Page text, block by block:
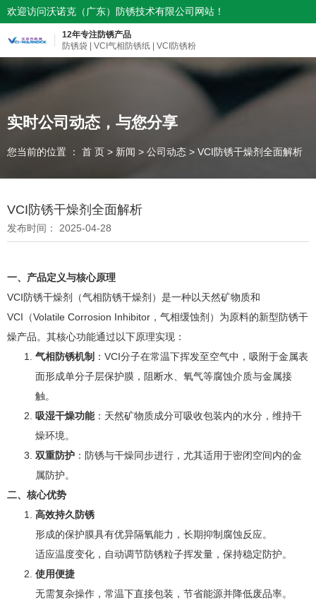
欢迎访问沃诺克（广东）防锈技术有限公司网站！
12年专注防锈产品
防锈袋 | VCI气相防锈纸 | VCI防锈粉
实时公司动态，与您分享
您当前的位置 ： 首 页 > 新闻 > 公司动态 > VCI防锈干燥剂全面解析
VCI防锈干燥剂全面解析
发布时间： 2025-04-28
一、产品定义与核心原理
VCI防锈干燥剂（气相防锈干燥剂）是一种以天然矿物质和
VCI（Volatile Corrosion Inhibitor，气相缓蚀剂）为原料的新型防锈干
燥产品。其核心功能通过以下原理实现：
气相防锈机制 ：VCI分子在常温下挥发至空气中，吸附于金属表
面形成单分子层保护膜，阻断水、氧气等腐蚀介质与金属接
触。
吸湿干燥功能：天然矿物质成分可吸收包装内的水分，维持干
燥环境。
双重防护 ：防锈与干燥同步进行，尤其适用于密闭空间内的金
属防护。
二、核心优势
高效持久防锈
形成的保护膜具有优异隔氧能力，长期抑制腐蚀反应。
适应温度变化，自动调节防锈粒子挥发量，保持稳定防护。
使用便捷
无需复杂操作，常温下直接包装，节省能源并降低废品率。